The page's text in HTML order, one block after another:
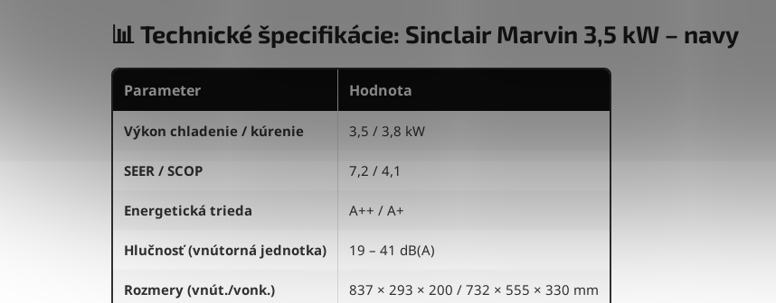
📊 Technické špecifikácie: Sinclair Marvin 3,5 kW – navy
Parameter Hodnota
Výkon chladenie / kúrenie 3,5 / 3,8 kW
SEER / SCOP 7,2 / 4,1
Energetická trieda A++ / A+
Hlučnosť (vnútorná jednotka) 19 – 41 dB(A)
Rozmery (vnút./vonk.) 837 × 293 × 200 / 732 × 555 × 330 mm